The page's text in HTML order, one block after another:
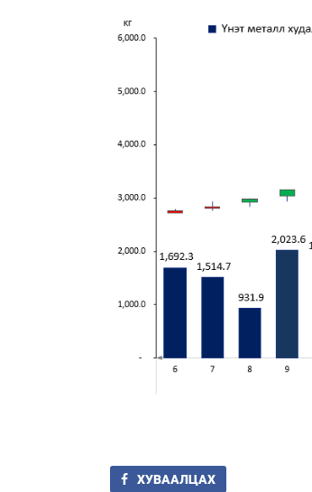
ХУВААЛЦАХ